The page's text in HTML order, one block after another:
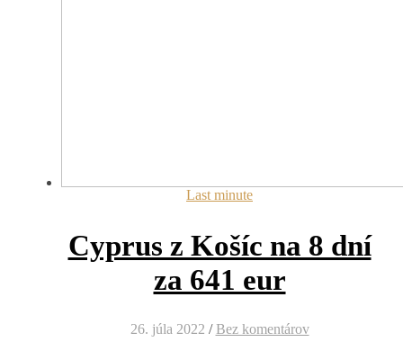
Last minute
Cyprus z Košíc na 8 dní
za 641 eur
26. júla 2022 / Bez komentárov